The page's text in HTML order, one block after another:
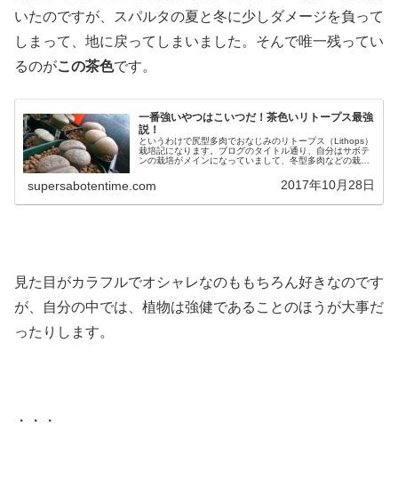
いたのですが、スパルタの夏と冬に少しダメージを負って
しまって、地に戻ってしまいました。そんで唯一残ってい
るのがこの茶色です。
一番強いやつはこいつだ！茶色いリトープス最強
説！
というわけで尻型多肉でおなじみのリトープス（Lithops）
栽培記になります。ブログのタイトル通り、自分はサボテ
ンの栽培がメインになっていまして、冬型多肉などの栽培
supersabotentime.com 2017年10月28日
見た目がカラフルでオシャレなのももちろん好きなのです
が、自分の中では、植物は強健であることのほうが大事だ
ったりします。
・・・